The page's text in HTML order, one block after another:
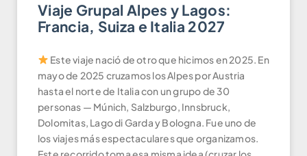
Viaje Grupal Alpes y Lagos:
Francia, Suiza e Italia 2027
Este viaje nació de otro que hicimos en 2025. En
mayo de 2025 cruzamos los Alpes por Austria
hasta el norte de Italia con un grupo de 30
personas — Múnich, Salzburgo, Innsbruck,
Dolomitas, Lago di Garda y Bologna. Fue uno de
los viajes más espectaculares que organizamos.